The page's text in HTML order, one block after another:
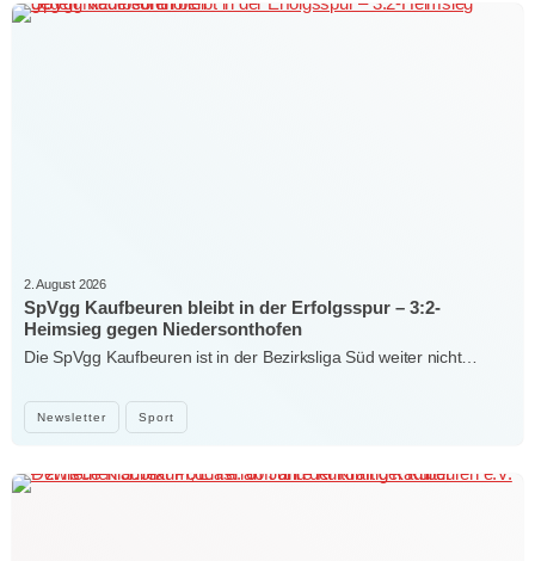
Newsletter Sport
2. August 2026
SpVgg Kaufbeuren bleibt in der Erfolgsspur – 3:2-
Heimsieg gegen Niedersonthofen
Die SpVgg Kaufbeuren ist in der Bezirksliga Süd weiter nicht…